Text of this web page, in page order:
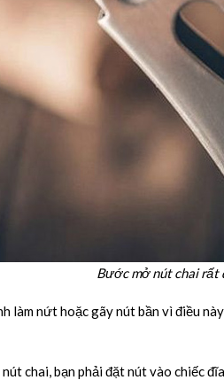
Bước mở nút chai rất
làm nứt hoặc gãy nút bần vì điều
chai, bạn phải đặt nút vào chiếc